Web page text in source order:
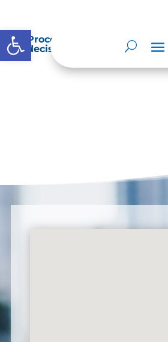
Abrir barra de herramientas
Procedimientos que se
decisiones en las diferentes